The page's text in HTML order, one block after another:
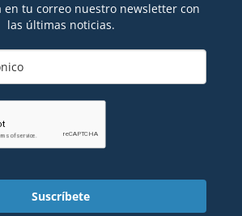
en tu correo nuestro newsletter con
las últimas noticias.
Suscríbete